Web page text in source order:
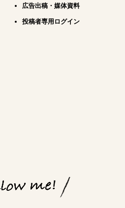
広告出稿・媒体資料
投稿者専用ログイン